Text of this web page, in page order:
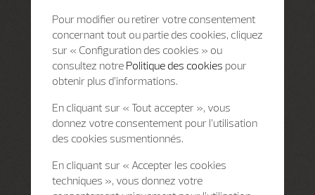
Pour modifier ou retirer votre consentement
concernant tout ou partie des cookies, cliquez
sur « Configuration des cookies » ou
consultez notre Politique des cookies pour
obtenir plus d’informations.
En cliquant sur « Tout accepter », vous
donnez votre consentement pour l’utilisation
des cookies susmentionnés.
En cliquant sur « Accepter les cookies
techniques », vous donnez votre